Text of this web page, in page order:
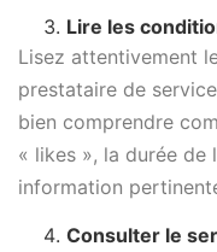
Lire les
Lisez attentivement
prestataire de
bien comprendre
« likes », la durée
information
Consulter le